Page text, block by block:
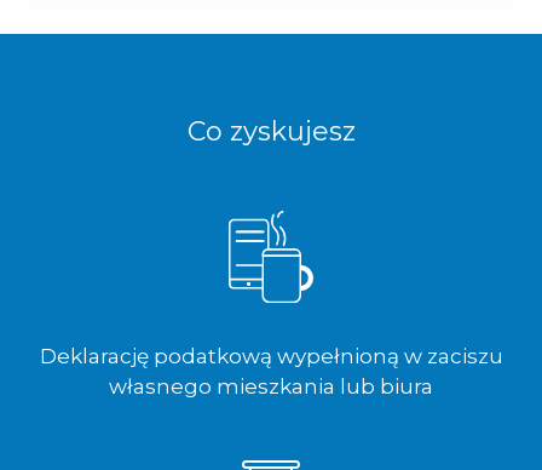
Co zyskujesz
Deklarację podatkową wypełnioną w zaciszu
własnego mieszkania lub biura